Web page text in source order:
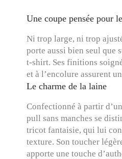
Une coupe pensée pour
Ni trop large, ni trop
porte aussi bien seul que
t-shirt. Ses finitions
et à l’encolure assurent
Le charme de la laine
Confectionné à partir
pull sans manches se
tricot fantaisie, qui lui
texture. Son toucher
apporte une touche